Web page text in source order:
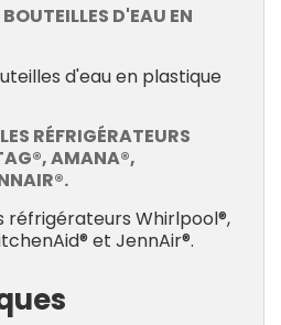
D'EAU EN
d'eau en plastique
RÉFRIGÉRATEURS
AMANA®,
Whirlpool®,
et JennAir®.